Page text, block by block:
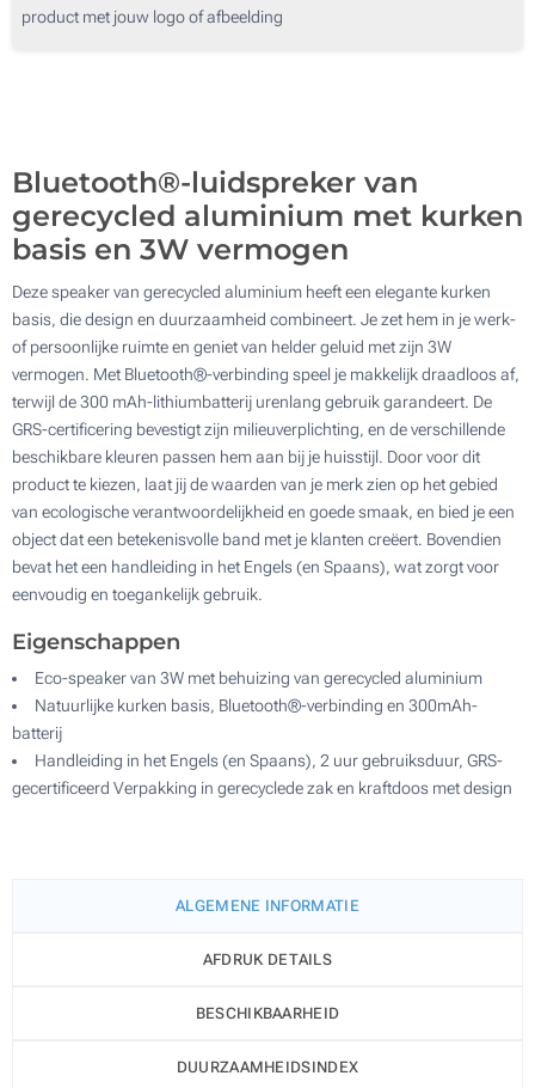
Lasergravering (Aan een zijde)
150
product met jouw logo of afbeelding
Bluetooth®-luidspreker van
gerecycled aluminium met kurken
basis en 3W vermogen
Deze speaker van gerecycled aluminium heeft een elegante kurken
basis, die design en duurzaamheid combineert. Je zet hem in je werk-
of persoonlijke ruimte en geniet van helder geluid met zijn 3W
vermogen. Met Bluetooth®-verbinding speel je makkelijk draadloos af,
terwijl de 300 mAh-lithiumbatterij urenlang gebruik garandeert. De
GRS-certificering bevestigt zijn milieuverplichting, en de verschillende
beschikbare kleuren passen hem aan bij je huisstijl. Door voor dit
product te kiezen, laat jij de waarden van je merk zien op het gebied
van ecologische verantwoordelijkheid en goede smaak, en bied je een
object dat een betekenisvolle band met je klanten creëert. Bovendien
bevat het een handleiding in het Engels (en Spaans), wat zorgt voor
eenvoudig en toegankelijk gebruik.
Eigenschappen
Eco-speaker van 3W met behuizing van gerecycled aluminium
Natuurlijke kurken basis, Bluetooth®-verbinding en 300mAh-
batterij
Handleiding in het Engels (en Spaans), 2 uur gebruiksduur, GRS-
gecertificeerd Verpakking in gerecyclede zak en kraftdoos met design
ALGEMENE INFORMATIE
AFDRUK DETAILS
BESCHIKBAARHEID
DUURZAAMHEIDSINDEX